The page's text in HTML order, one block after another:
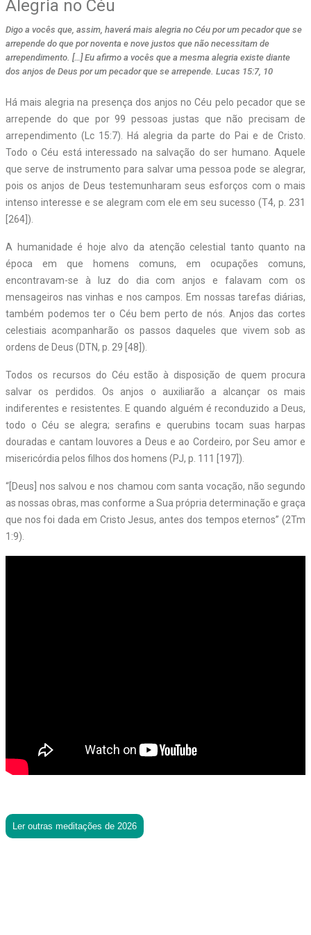
Alegria no Céu
Digo a vocês que, assim, haverá mais alegria no Céu por um pecador que se
arrepende do que por noventa e nove justos que não necessitam de
arrependimento. […] Eu afirmo a vocês que a mesma alegria existe diante
dos anjos de Deus por um pecador que se arrepende. Lucas 15:7, 10
Há mais alegria na presença dos anjos no Céu pelo pecador que se
arrepende do que por 99 pessoas justas que não precisam de
arrependimento (Lc 15:7). Há alegria da parte do Pai e de Cristo.
Todo o Céu está interessado na salvação do ser humano. Aquele
que serve de instrumento para salvar uma pessoa pode se alegrar,
pois os anjos de Deus testemunharam seus esforços com o mais
intenso interesse e se alegram com ele em seu sucesso (T4, p. 231
[264]).
A humanidade é hoje alvo da atenção celestial tanto quanto na
época em que homens comuns, em ocupações comuns,
encontravam-se à luz do dia com anjos e falavam com os
mensageiros nas vinhas e nos campos. Em nossas tarefas diárias,
também podemos ter o Céu bem perto de nós. Anjos das cortes
celestiais acompanharão os passos daqueles que vivem sob as
ordens de Deus (DTN, p. 29 [48]).
Todos os recursos do Céu estão à disposição de quem procura
salvar os perdidos. Os anjos o auxiliarão a alcançar os mais
indiferentes e resistentes. E quando alguém é reconduzido a Deus,
todo o Céu se alegra; serafins e querubins tocam suas harpas
douradas e cantam louvores a Deus e ao Cordeiro, por Seu amor e
misericórdia pelos filhos dos homens (PJ, p. 111 [197]).
“[Deus] nos salvou e nos chamou com santa vocação, não segundo
as nossas obras, mas conforme a Sua própria determinação e graça
que nos foi dada em Cristo Jesus, antes dos tempos eternos” (2Tm
1:9).
Ler outras meditações de 2026